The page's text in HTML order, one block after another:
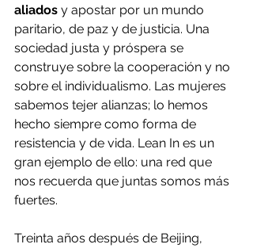
aliados y apostar por un mundo
paritario, de paz y de justicia. Una
sociedad justa y próspera se
construye sobre la cooperación y no
sobre el individualismo. Las mujeres
sabemos tejer alianzas; lo hemos
hecho siempre como forma de
resistencia y de vida. Lean In es un
gran ejemplo de ello: una red que
nos recuerda que juntas somos más
fuertes.
Treinta años después de Beijing,